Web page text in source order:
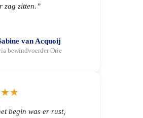
zag zitten.”
van Acquoij
bewindvoerder Orie
begin was er rust,